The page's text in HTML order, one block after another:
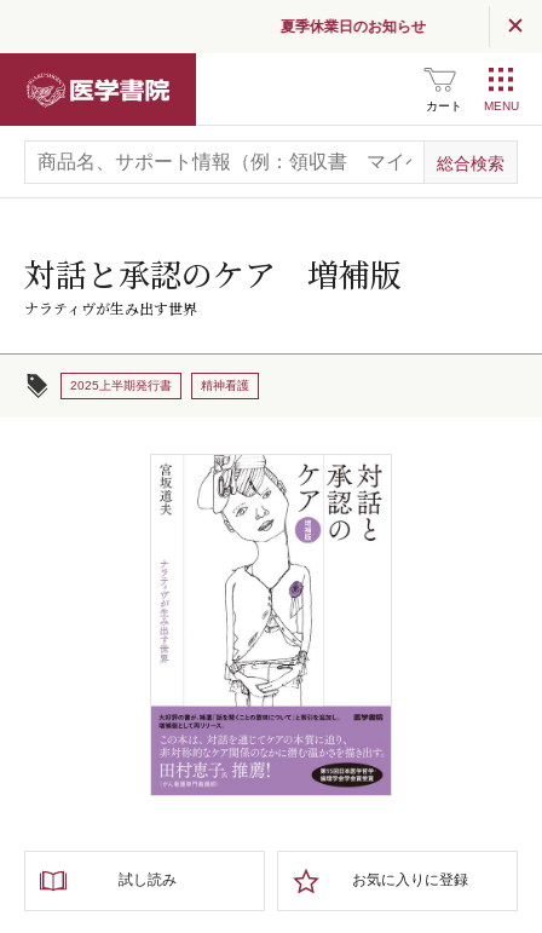
夏季休業日のお知らせ
カート
対話と承認のケア 増補版
ナラティヴが生み出す世界
2025上半期発行書 精神看護
試し読み お気に入りに登録